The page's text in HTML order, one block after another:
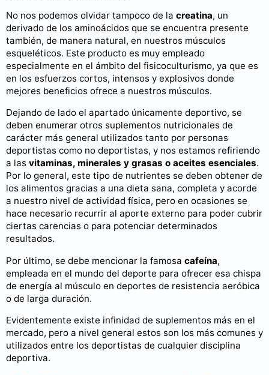
No nos podemos olvidar tampoco de la creatina, un
derivado de los aminoácidos que se encuentra presente
también, de manera natural, en nuestros músculos
esqueléticos. Este producto es muy empleado
especialmente en el ámbito del fisicoculturismo, ya que es
en los esfuerzos cortos, intensos y explosivos donde
mejores beneficios ofrece a nuestros músculos.
Dejando de lado el apartado únicamente deportivo, se
deben enumerar otros suplementos nutricionales de
carácter más general utilizados tanto por personas
deportistas como no deportistas, y nos estamos refiriendo
a las vitaminas, minerales y grasas o aceites esenciales.
Por lo general, este tipo de nutrientes se deben obtener de
los alimentos gracias a una dieta sana, completa y acorde
a nuestro nivel de actividad física, pero en ocasiones se
hace necesario recurrir al aporte externo para poder cubrir
ciertas carencias o para potenciar determinados
resultados.
Por último, se debe mencionar la famosa cafeína,
empleada en el mundo del deporte para ofrecer esa chispa
de energía al músculo en deportes de resistencia aeróbica
o de larga duración.
Evidentemente existe infinidad de suplementos más en el
mercado, pero a nivel general estos son los más comunes y
utilizados entre los deportistas de cualquier disciplina
deportiva.